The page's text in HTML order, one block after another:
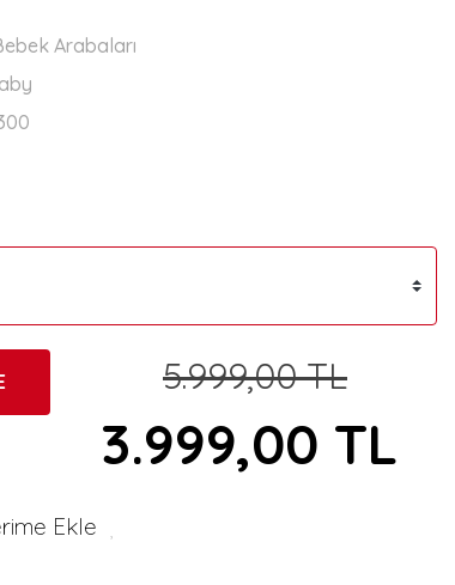
Arabaları
5.999,00 TL
3.999,00 TL